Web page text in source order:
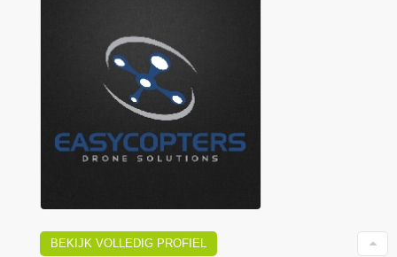
BEKIJK VOLLEDIG PROFIEL